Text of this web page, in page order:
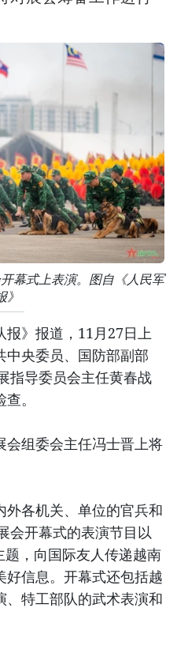
幕式上表演。图自《人民军
》
》报道，11月27日上
中央委员、国防部副部
指导委员会主任黄春战
。
会组委会主任冯士晋上将
各机关、单位的官兵和
会开幕式的表演节目以
题，向国际友人传递越南
好信息。开幕式还包括越
特工部队的武术表演和